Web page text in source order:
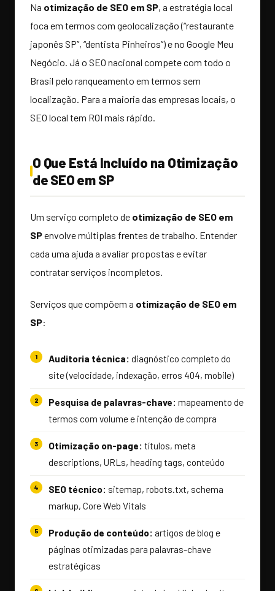
Na otimização de SEO em SP, a estratégia local
foca em termos com geolocalização (“restaurante
japonês SP”, “dentista Pinheiros”) e no Google Meu
Negócio. Já o SEO nacional compete com todo o
Brasil pelo ranqueamento em termos sem
localização. Para a maioria das empresas locais, o
SEO local tem ROI mais rápido.
O Que Está Incluído na Otimização
de SEO em SP
Um serviço completo de otimização de SEO em
SPenvolve múltiplas frentes de trabalho. Entender
cada uma ajuda a avaliar propostas e evitar
contratar serviços incompletos.
Serviços que compõem a otimização de SEO em
SP:
Auditoria técnica: diagnóstico completo do
site (velocidade, indexação, erros 404, mobile)
Pesquisa de palavras-chave: mapeamento de
termos com volume e intenção de compra
Otimização on-page: títulos, meta
descriptions, URLs, heading tags, conteúdo
SEO técnico: sitemap, robots.txt, schema
markup, Core Web Vitals
Produção de conteúdo: artigos de blog e
páginas otimizadas para palavras-chave
estratégicas